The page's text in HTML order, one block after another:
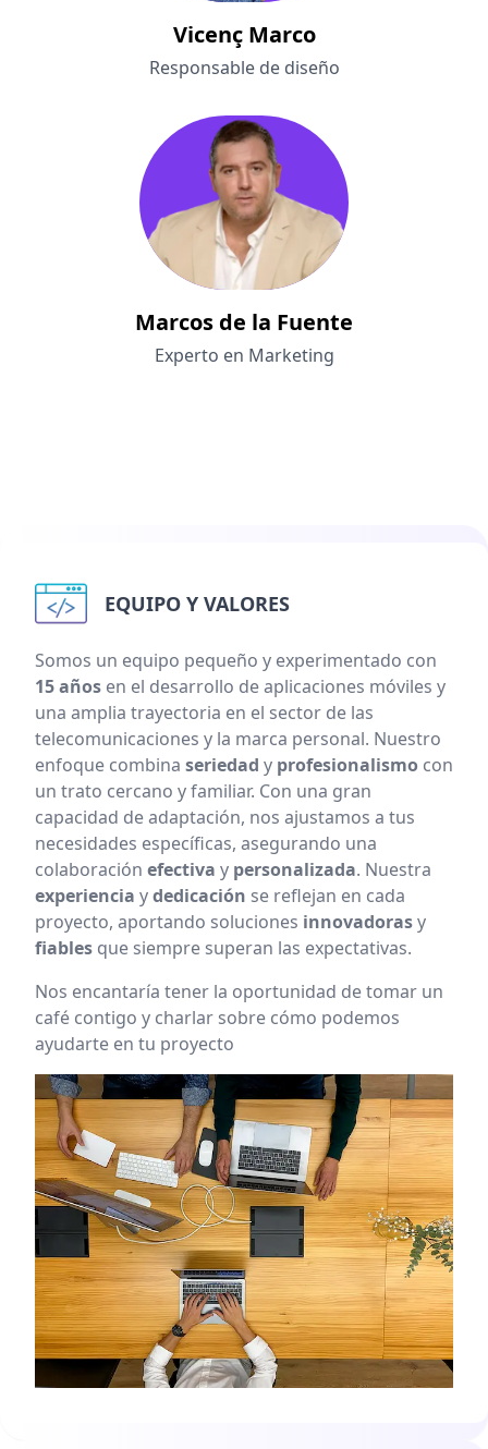
Vicenç Marco
Responsable de diseño
Marcos de la Fuente
Experto en Marketing
EQUIPO Y VALORES
Somos un equipo pequeño y experimentado con
15 años en el desarrollo de aplicaciones móviles y
una amplia trayectoria en el sector de las
telecomunicaciones y la marca personal. Nuestro
enfoque combina seriedad y profesionalismo con
un trato cercano y familiar. Con una gran
capacidad de adaptación, nos ajustamos a tus
necesidades específicas, asegurando una
colaboración efectiva y personalizada. Nuestra
experiencia ydedicación se reflejan en cada
proyecto, aportando soluciones innovadorasy
fiables que siempre superan las expectativas.
Nos encantaría tener la oportunidad de tomar un
café contigo y charlar sobre cómo podemos
ayudarte en tu proyecto